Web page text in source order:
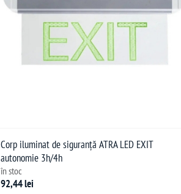
Corp iluminat de siguranță ATRA LED EXIT
autonomie 3h/4h
în stoc
92,44 lei